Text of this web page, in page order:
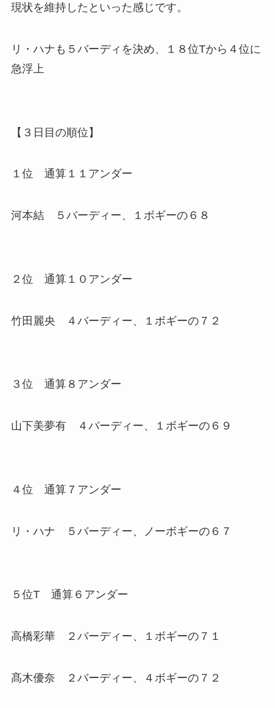
現状を維持したといった感じです。
リ・ハナも５バーディを決め、１８位Tから４位に
急浮上
【３日目の順位】
１位 通算１１アンダー
河本結 ５バーディー、１ボギーの６８
２位 通算１０アンダー
竹田麗央 ４バーディー、１ボギーの７２
３位 通算８アンダー
山下美夢有 ４バーディー、１ボギーの６９
４位 通算７アンダー
リ・ハナ ５バーディー、ノーボギーの６７
５位T 通算６アンダー
高橋彩華 ２バーディー、１ボギーの７１
髙木優奈 ２バーディー、４ボギーの７２